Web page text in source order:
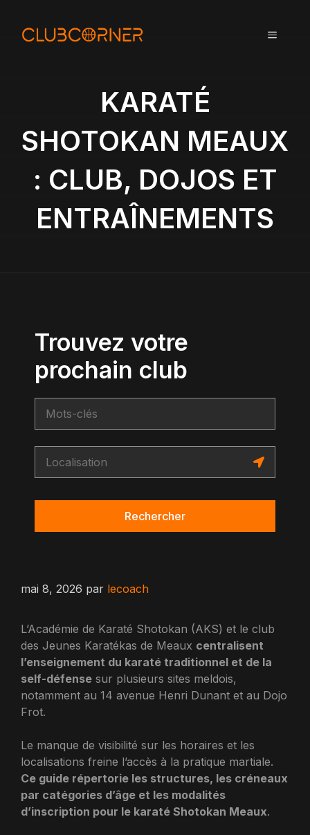
MENU
KARATÉ
SHOTOKAN MEAUX
: CLUB, DOJOS ET
ENTRAÎNEMENTS
Trouvez votre
prochain club
Rechercher
mai 8, 2026 par lecoach
L’Académie de Karaté Shotokan (AKS) et le club
des Jeunes Karatékas de Meaux centralisent
l’enseignement du karaté traditionnel et de la
self-défense sur plusieurs sites meldois,
notamment au 14 avenue Henri Dunant et au Dojo
Frot.
Le manque de visibilité sur les horaires et les
localisations freine l’accès à la pratique martiale.
Ce guide répertorie les structures, les créneaux
par catégories d’âge et les modalités
d’inscription pour le karaté Shotokan Meaux.